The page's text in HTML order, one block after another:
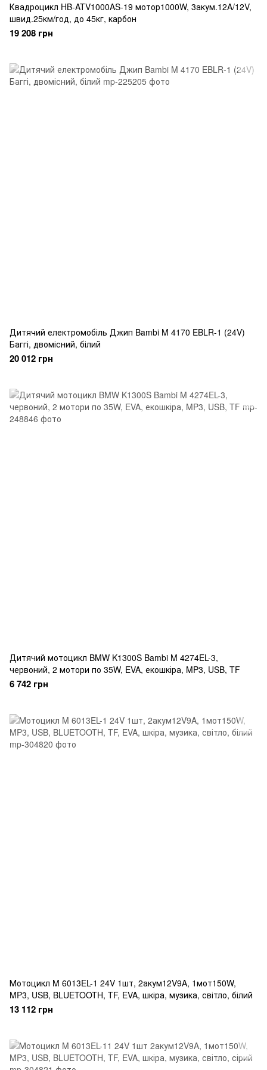
Квадроцикл HB-ATV1000AS-19 мотор1000W, 3акум.12A/12V,
швид.25км/год, до 45кг, карбон
19 208 грн
Дитячий електромобіль Джип Bambi M 4170 EBLR-1 (24V)
Баггі, двомісний, білий
20 012 грн
Дитячий мотоцикл BMW K1300S Bambi M 4274EL-3,
червоний, 2 мотори по 35W, EVA, екошкіра, MP3, USB, TF
6 742 грн
Мотоцикл M 6013EL-1 24V 1шт, 2акум12V9A, 1мот150W,
MP3, USB, BLUETOOTH, TF, EVA, шкіра, музика, світло, білий
13 112 грн